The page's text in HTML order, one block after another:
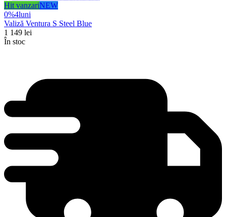
Hit vanzariNEW
0%4luni
Valiză Ventura S Steel Blue
1 149 lei
În stoc